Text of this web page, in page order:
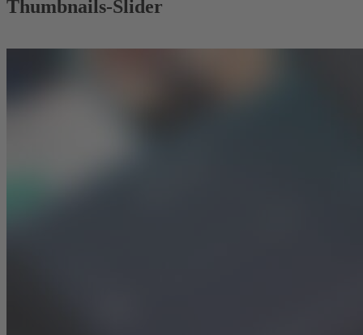
Thumbnails-Slider